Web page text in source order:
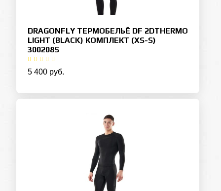
DRAGONFLY ТЕРМОБЕЛЬЁ DF 2DTHERMO
LIGHT (BLACK) КОМПЛЕКТ (XS-S)
300208S
5 400 руб.